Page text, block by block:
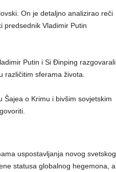
On je detaljno analizirao reči
predsednik Vladimir Putin
Putin i Si Đinping razgovarali
sferama života.
o Krimu i bivšim sovjetskim
uspostavljanja novog svetskog
statusa globalnog hegemona, a